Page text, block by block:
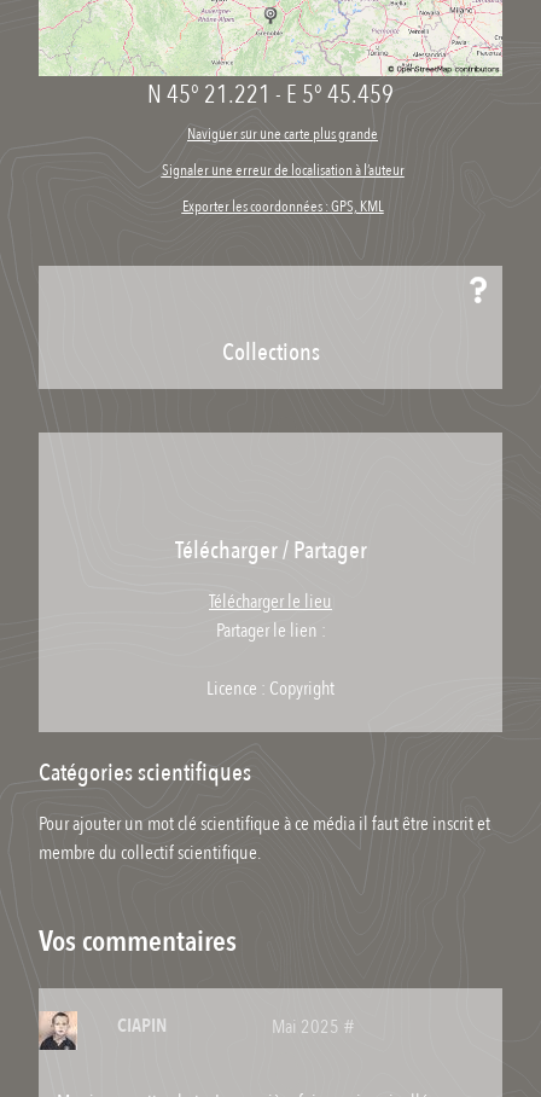
N 45° 21.221 - E 5° 45.459
Naviguer sur une carte plus grande
Signaler une erreur de localisation à l’auteur
Exporter les coordonnées : GPS, KML
Collections
Télécharger / Partager
Télécharger le lieu
Partager le lien :
Licence : Copyright
Catégories scientifiques
Pour ajouter un mot clé scientifique à ce média il faut être inscrit et
membre du collectif scientifique.
Vos commentaires
CIAPIN Mai 2025 #